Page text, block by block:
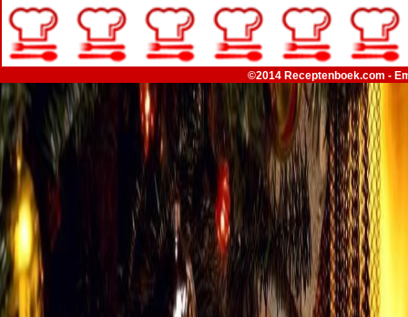
©2014 Receptenboek.com -